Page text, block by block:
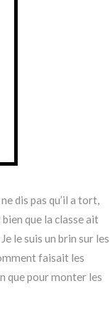
dis pas qu’il a tort,
que la classe ait
le suis un brin sur les
faisait les
que pour monter les